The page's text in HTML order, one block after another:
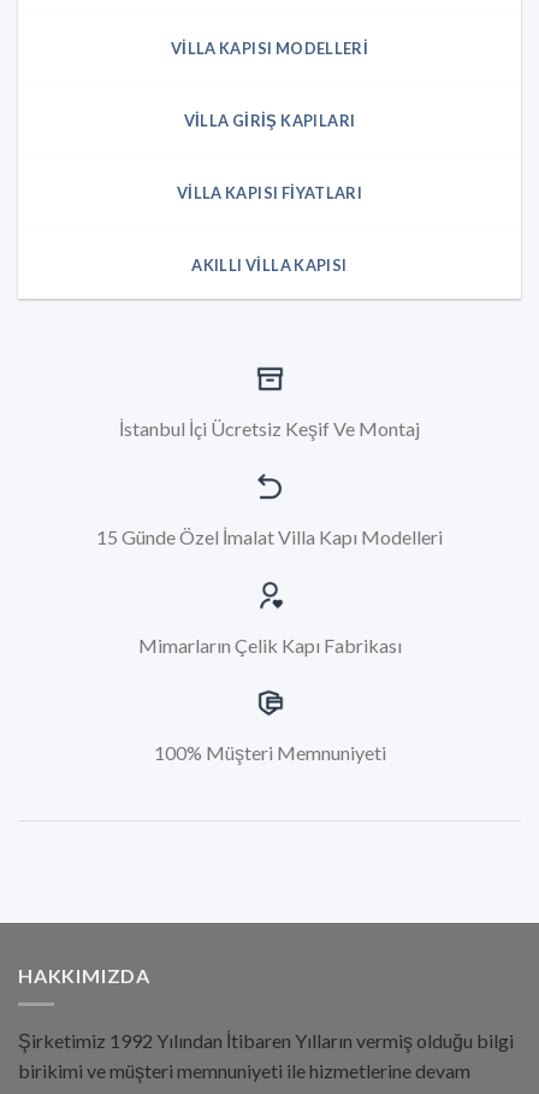
VILLA KAPISI MODELLERI
VILLA GIRIŞ KAPILARI
VILLA KAPISI FIYATLARI
AKILLI VILLA KAPISI
İstanbul İçi Ücretsiz Keşif Ve Montaj
15 Günde Özel İmalat Villa Kapı Modelleri
Mimarların Çelik Kapı Fabrikası
100% Müşteri Memnuniyeti
HAKKIMIZDA
Şirketimiz 1992 Yılından İtibaren Yılların vermiş olduğu bilgi
birikimi ve müşteri memnuniyeti ile hizmetlerine devam